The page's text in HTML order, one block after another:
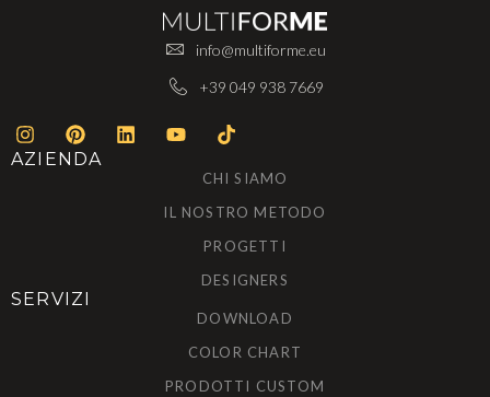
info@multiforme.eu
+39 049 938 7669
AZIENDA
CHI SIAMO
IL NOSTRO METODO
PROGETTI
DESIGNERS
SERVIZI
DOWNLOAD
COLOR CHART
PRODOTTI CUSTOM